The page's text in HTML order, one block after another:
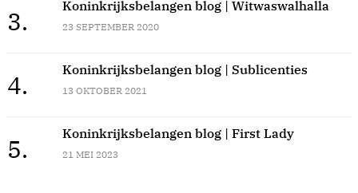
3.
Koninkrijksbelangen blog | Witwaswalhalla
23 SEPTEMBER 2020
4.
Koninkrijksbelangen blog | Sublicenties
13 OKTOBER 2021
5.
Koninkrijksbelangen blog | First Lady
21 MEI 2023